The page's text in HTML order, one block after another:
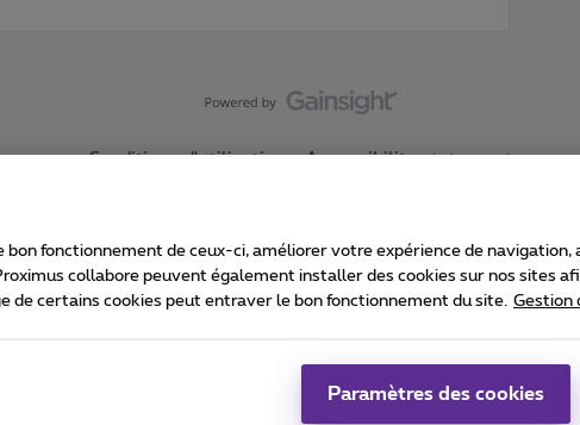
Conditions d'utilisation Accessibility statement
Proximus
fonctionnement de ceux-ci, améliorer votre expérience de
collabore peuvent également installer des cookies sur nos sites
de certains cookies peut entraver le bon fonctionnement du site. Gestion
Paramètres des cookies